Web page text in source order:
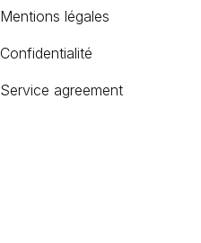
Mentions légales
Confidentialité
Service agreement